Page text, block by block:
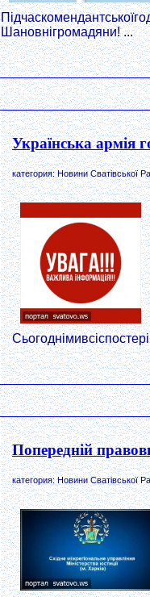
Шановнігромадяни! ...
Українська армія
категория: Новини Сватівської
Попередній
категория: Новини Сватівської